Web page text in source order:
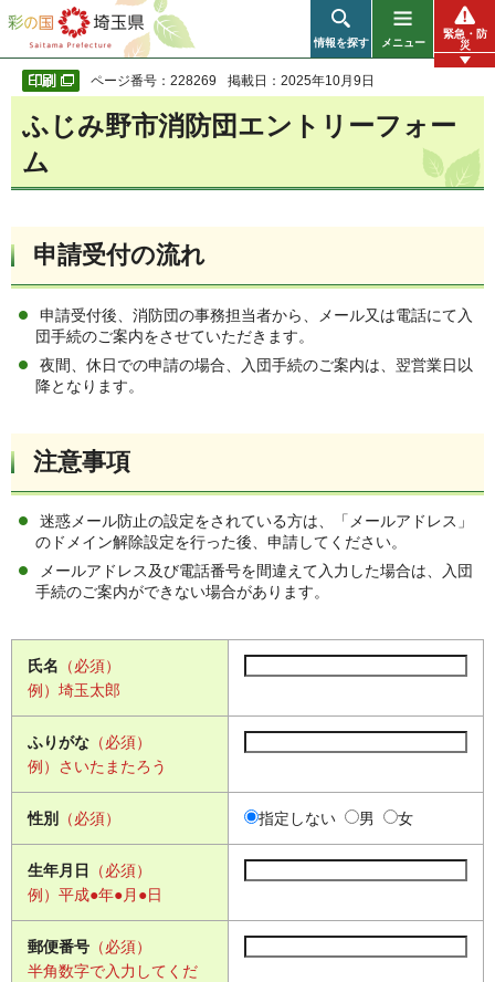
彩の国 埼玉県
情報を探す メニュー
緊急・防
災
ページ番号：228269 掲載日：2025年10月9日
ふじみ野市消防団エントリーフォー
ム
申請受付の流れ
申請受付後、消防団の事務担当者から、メール又は電話にて入
団手続のご案内をさせていただきます。
夜間、休日での申請の場合、入団手続のご案内は、翌営業日以
降となります。
注意事項
迷惑メール防止の設定をされている方は、「メールアドレス」
のドメイン解除設定を行った後、申請してください。
メールアドレス及び電話番号を間違えて入力した場合は、入団
手続のご案内ができない場合があります。
氏名 （必須）
例）埼玉太郎
ふりがな （必須）
例）さいたまたろう
性別 （必須） 指定しない 男 女
生年月日
（必須）
例）平成●年●月●日
郵便番号 （必須）
半角数字で入力してくだ